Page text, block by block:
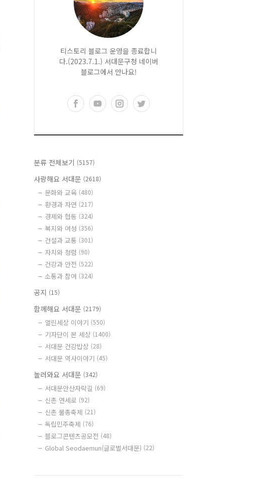
티스토리 블로그 운영을 종료합니
다.(2023.7.1.) 서대문구청 네이버
블로그에서 만나요!
분류 전체보기 (5157)
사랑해요 서대문 (2618)
문화와 교육 (480)
환경과 자연 (217)
경제와 협동 (324)
복지와 여성 (356)
건설과 교통 (301)
자치와 청렴 (90)
건강과 안전 (522)
소통과 참여 (324)
공지 (15)
함께해요 서대문 (2179)
열린세상 이야기 (550)
기자단이 본 세상 (1400)
서대문 건강밥상 (28)
서대문 역사이야기 (45)
놀러와요 서대문 (342)
서대문안산자락길 (69)
신촌 연세로 (92)
신촌 물총축제 (21)
독립민주축제 (76)
블로그콘텐츠공모전 (48)
Global Seodaemun(글로벌서대문) (22)